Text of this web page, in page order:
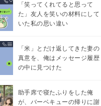
「笑ってくれてると思って
た」友人を笑いの材料にして
いた私の思い違い
「米」とだけ返してきた妻の
真意を、俺はメッセージ履歴
の中に見つけた
助手席で寝たふりをした俺
が、バーベキューの帰りに謝